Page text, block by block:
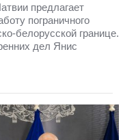
предлагает
пограничного
белорусской границе.
дел Янис